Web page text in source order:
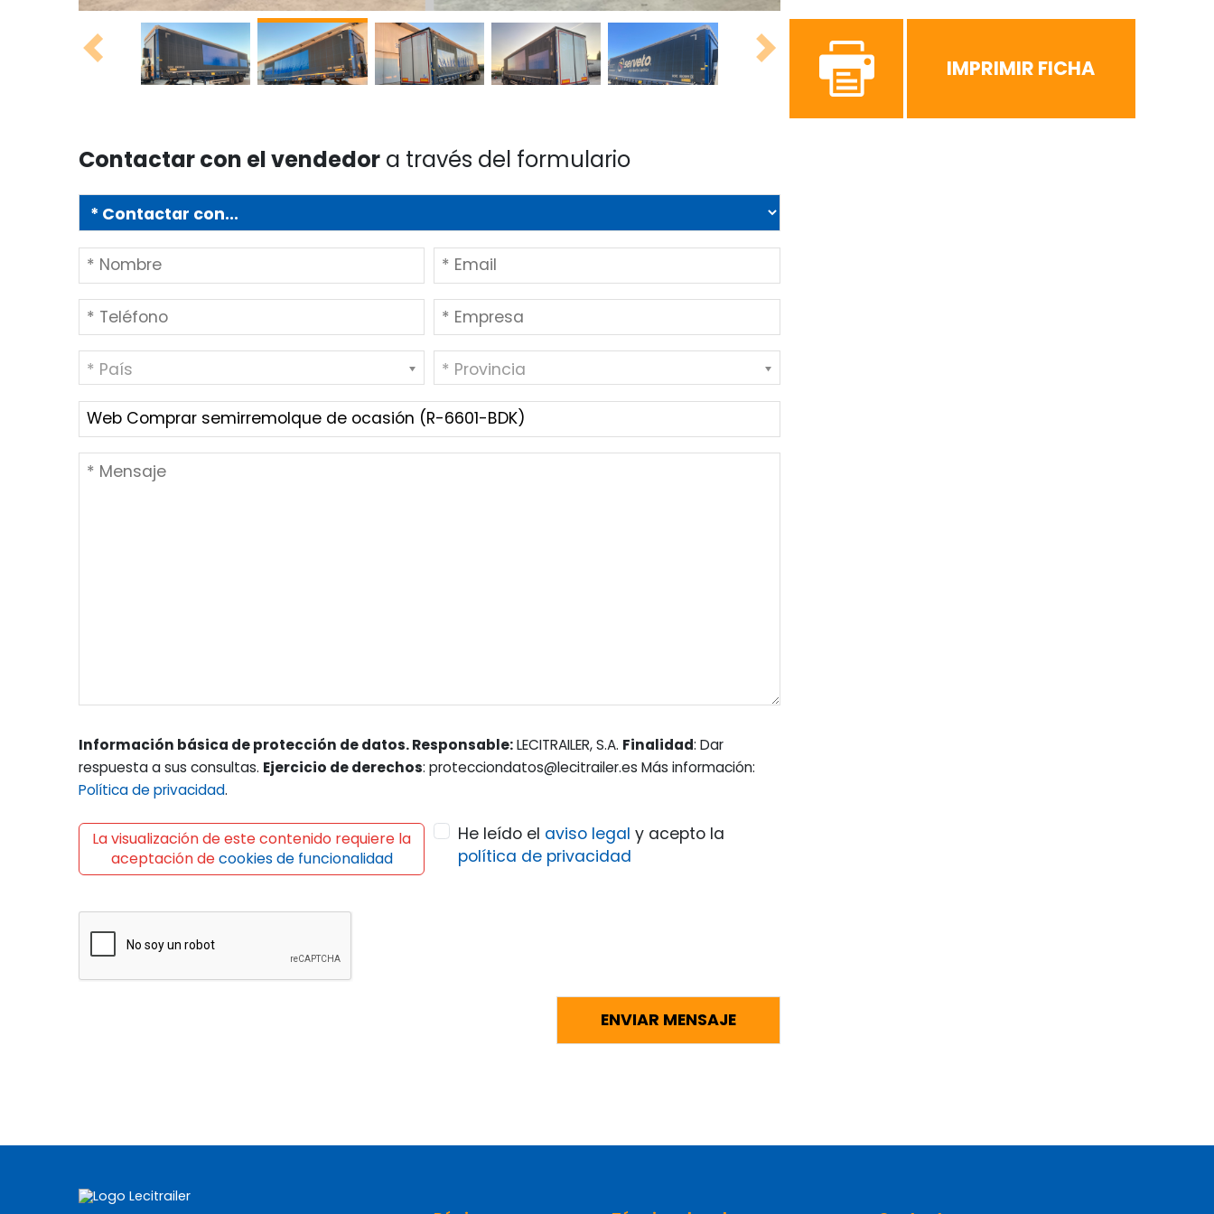
Previous Next IMPRIMIR FICHA
Contactar con el vendedor a través del formulario
* País * Provincia
Información básica de protección de datos. Responsable:LECITRAILER, S.A. Finalidad: Dar
respuesta a sus consultas. Ejercicio de derechos: protecciondatos@lecitrailer.es Más información:
Política de privacidad.
La visualización de este contenido requiere la
aceptación decookies de funcionalidad
He leído el aviso legal y acepto la
política de privacidad